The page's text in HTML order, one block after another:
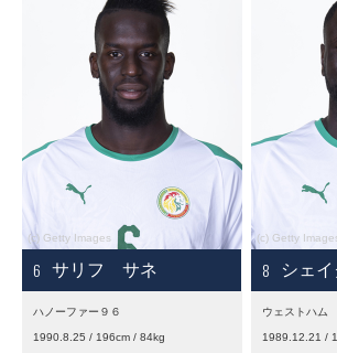
6 サリフ サネ
ハノーファー９６
1990.8.25 / 196cm / 84kg
8 シェ
ウェストハム
1989.12.21 /